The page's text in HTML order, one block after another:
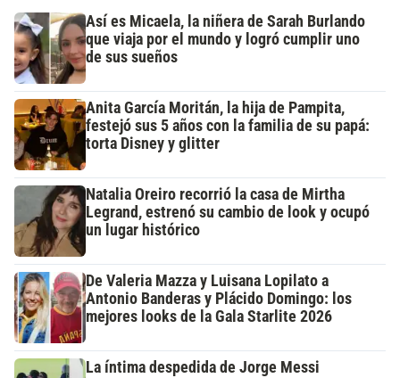
Así es Micaela, la niñera de Sarah Burlando
que viaja por el mundo y logró cumplir uno
de sus sueños
Anita García Moritán, la hija de Pampita,
festejó sus 5 años con la familia de su papá:
torta Disney y glitter
Natalia Oreiro recorrió la casa de Mirtha
Legrand, estrenó su cambio de look y ocupó
un lugar histórico
De Valeria Mazza y Luisana Lopilato a
Antonio Banderas y Plácido Domingo: los
mejores looks de la Gala Starlite 2026
La íntima despedida de Jorge Messi